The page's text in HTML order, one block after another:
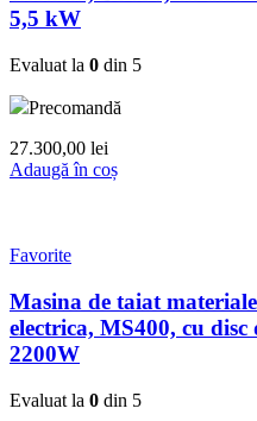
5,5 kW
Evaluat la 0 din 5
Precomandă
27.300,00 lei
Adaugă în coș
Favorite
Masina de taiat
electrica, MS400, cu
2200W
Evaluat la 0 din 5